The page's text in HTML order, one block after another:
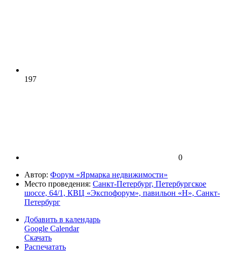
197
0
Автор: Форум «Ярмарка недвижимости»
Место проведения: Санкт-Петербург, Петербургское
шоссе, 64/1, КВЦ «Экспофорум», павильон «H», Санкт-
Петербург
Добавить в календарь
Google Calendar
Скачать
Распечатать